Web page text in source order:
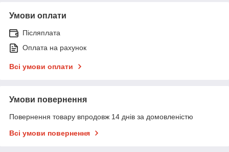
Умови оплати
Післяплата
Оплата на рахунок
Всі умови оплати
Умови повернення
Повернення товару впродовж 14 днів за домовленістю
Всі умови повернення